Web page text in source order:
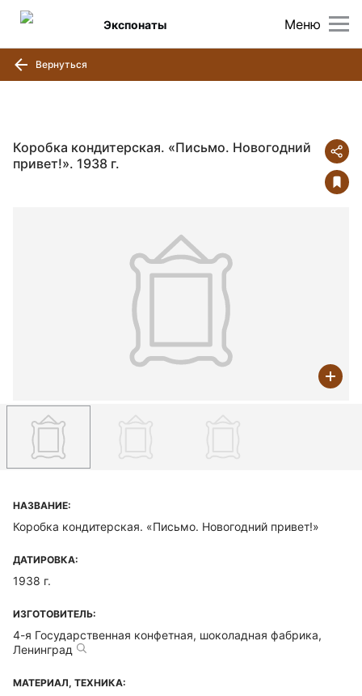
Меню
Экспонаты
Вернуться
Коробка кондитерская. «Письмо. Новогодний
привет!». 1938 г.
НАЗВАНИЕ:
Коробка кондитерская. «Письмо. Новогодний привет!»
ДАТИРОВКА:
1938 г.
ИЗГОТОВИТЕЛЬ:
4-я Государственная конфетная, шоколадная фабрика,
Ленинград
МАТЕРИАЛ, ТЕХНИКА: